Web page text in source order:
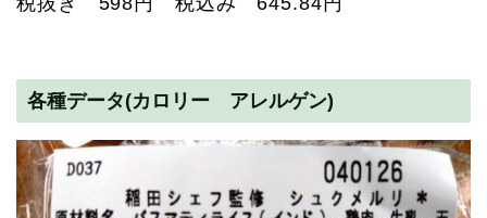
各種データ(カロリー アレルゲン)